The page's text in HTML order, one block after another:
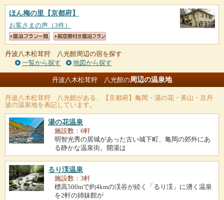
ほん梅の里 【京都府】
お客さまの声（3件）
丹波八木松茸狩 八光館周辺の宿を探す
一覧から探す
地図から探す
丹波八木松茸狩 八光館の周辺の温泉地
丹波八木松茸狩 八光館がある、【京都府】亀岡・湯の花・美山・京丹
波の温泉地を表記しています。
湯の花温泉
施設数：6軒
明智光秀の居城があった古い城下町、亀岡の郊外にあ
る静かな温泉街。開湯は
るり渓温泉
施設数：3軒
標高500mで約4kmの渓谷が続く「るり渓」に湧く温泉
を2軒の姉妹館が